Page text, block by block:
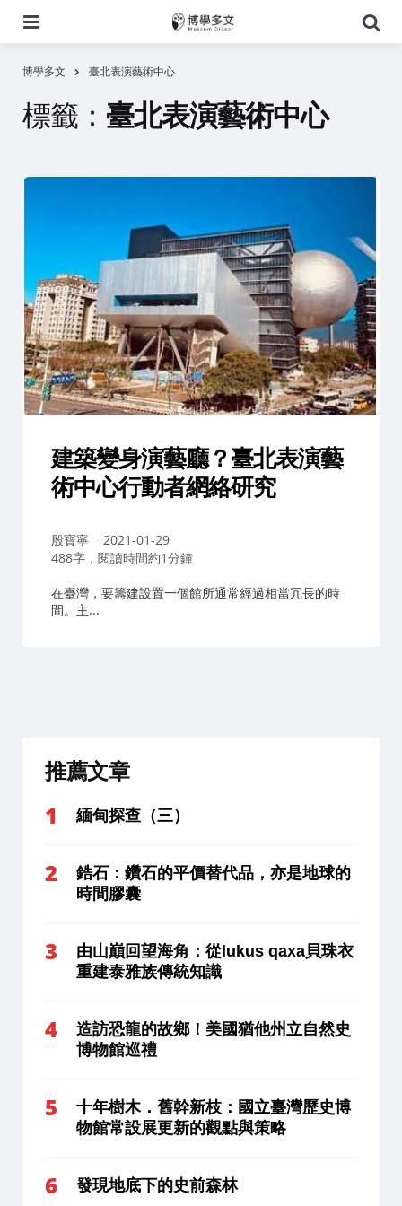
尋
博學多文 臺北表演藝術中心
標籤： 臺北表演藝術中心
建築變身演藝廳？臺北表演藝
術中心行動者網絡研究
作
者：
殷寶寧
2021-01-29
488字，閱讀時間約1分鐘
在臺灣，要籌建設置一個館所通常經過相當冗長的時
間。主...
推薦文章
緬甸探查（三）
鋯石：鑽石的平價替代品，亦是地球的
時間膠囊
由山巔回望海角：從lukus qaxa貝珠衣
重建泰雅族傳統知識
造訪恐龍的故鄉！美國猶他州立自然史
博物館巡禮
十年樹木．舊幹新枝：國立臺灣歷史博
物館常設展更新的觀點與策略
發現地底下的史前森林